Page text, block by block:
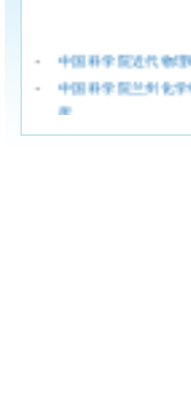
中国科学院近代物
·
中国科学院兰州化
所
·
中国科学院西北生